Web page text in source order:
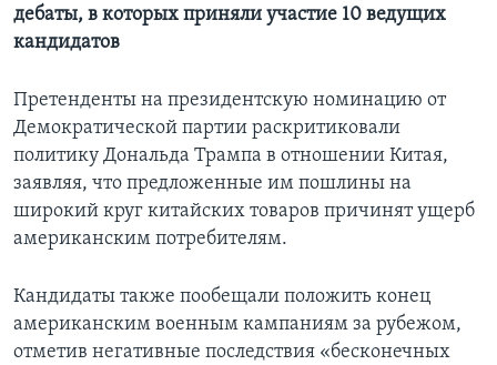
дебаты, в которых приняли участие 10 ведущих
кандидатов
Претенденты на президентскую номинацию от
Демократической партии раскритиковали
политику Дональда Трампа в отношении Китая,
заявляя, что предложенные им пошлины на
широкий круг китайских товаров причинят ущерб
американским потребителям.
Кандидаты также пообещали положить конец
американским военным кампаниям за рубежом,
отметив негативные последствия «бесконечных